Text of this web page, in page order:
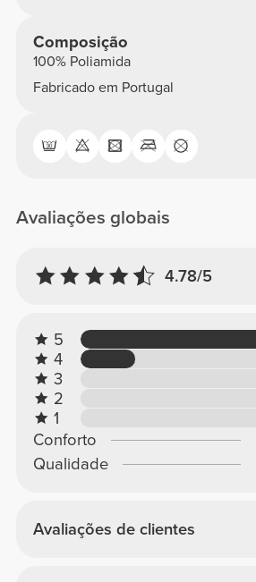
Composição
100% Poliamida
Fabricado em Portugal
Avaliações globais
4.78/5
5
4
3
2
1
Conforto
Qualidade
Avaliações de clientes